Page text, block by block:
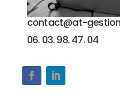
contact@at-
06. 03. 98. 47. 04